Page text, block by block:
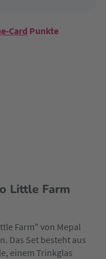
Card Punkte
Little Farm
Farm" von Mepal
Das Set besteht aus
einem Trinkglas